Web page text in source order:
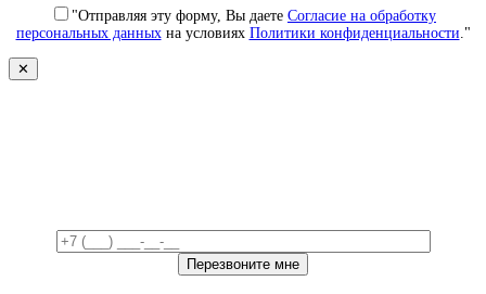
"Отправляя эту форму, Вы даете Согласие на обработку
персональных данныхна условиях Политики конфиденциальности."
✕